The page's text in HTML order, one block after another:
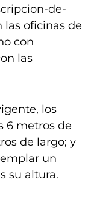
de-
las oficinas de
con
las
los
6 metros de
de largo; y
un
su altura.